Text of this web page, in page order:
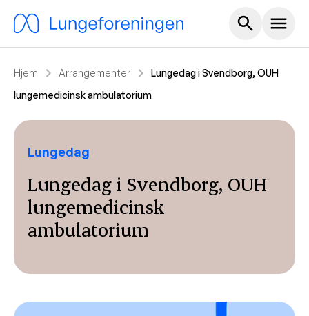
search Hoved
menu
Hjem chevron_right Arrangementer chevron_right
Lungedag i Svendborg, OUH
lungemedicinsk ambulatorium
Lungedag
Lungedag i Svendborg, OUH
lungemedicinsk
ambulatorium